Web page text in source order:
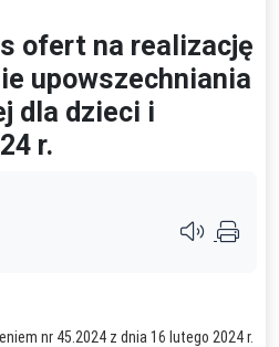
ofert na realizację
upowszechniania
dla dzieci i
r.
Przycisk
nr 45.2024 z dnia 16 lutego 2024 r.